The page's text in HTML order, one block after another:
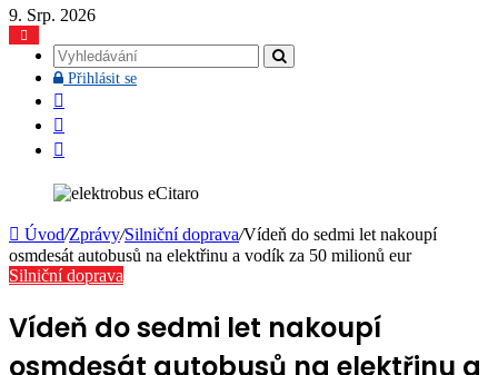
9. Srp. 2026
Vyhledávání
Přihlásit sePřihlásit
Úvod/Zprávy/Silniční doprava/Vídeň do sedmi let nakoupí
osmdesát autobusů na elektřinu a vodík za 50 milionů eur
Silniční doprava
Vídeň do sedmi let nakoupí
osmdesát autobusů na elektřinu a